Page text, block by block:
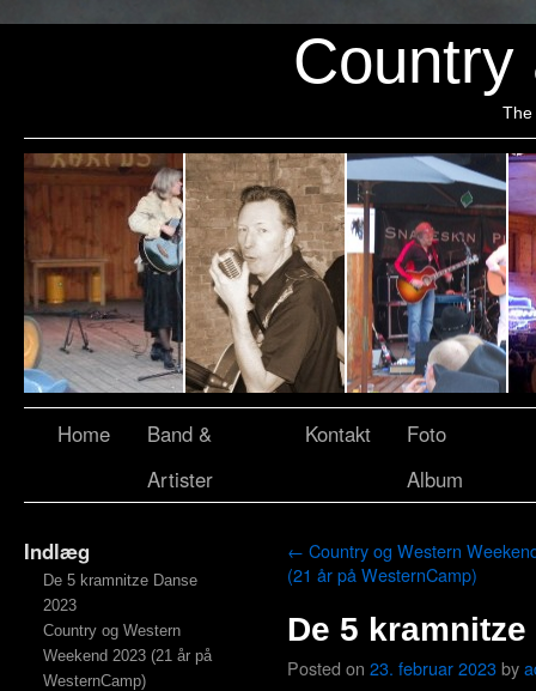
Country
The
Home
Band &
Artister
Kontakt
Foto
Album
Indlæg
De 5 kramnitze Danse
2023
Country og Western
Weekend 2023 (21 år på
WesternCamp)
← Country og Western
(21 år på WesternCamp)
De 5 kramnitze
Posted on 23. februar 2023by